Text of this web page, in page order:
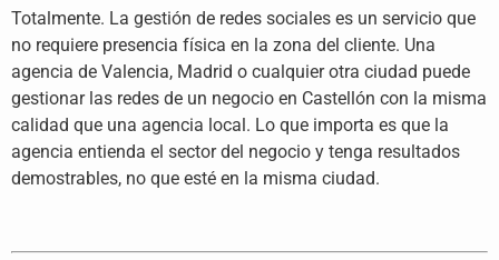
Totalmente. La gestión de redes sociales es un servicio que
no requiere presencia física en la zona del cliente. Una
agencia de Valencia, Madrid o cualquier otra ciudad puede
gestionar las redes de un negocio en Castellón con la misma
calidad que una agencia local. Lo que importa es que la
agencia entienda el sector del negocio y tenga resultados
demostrables, no que esté en la misma ciudad.